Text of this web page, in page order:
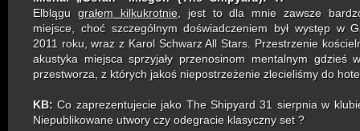
Elblągu grałem kilkukrotnie, jest to dla mnie zawsze
miejsce, choć szczególnym doświadczeniem był występ w
2011 roku, wraz z Karol Schwarz All Stars. Przestrzenie
akustyka miejsca sprzyjały przenosinom mentalnym gdzieś
przestworza, z których jakoś niepostrzeżenie zlecieliśmy do
KB: Co zaprezentujecie jako The Shipyard 31 sierpnia w
Niepublikowane utwory czy odegracie klasyczny set ?